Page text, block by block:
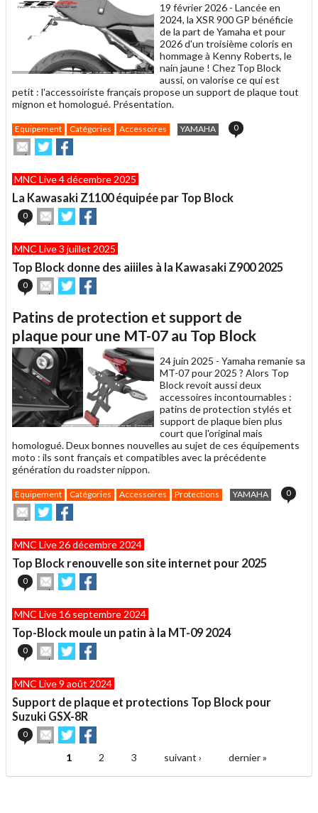
19 février 2026 - Lancée en
2024, la XSR 900 GP bénéficie
de la part de Yamaha et pour
2026 d'un troisième coloris en
hommage à Kenny Roberts, le
nain jaune ! Chez Top Block
aussi, on valorise ce qui est
petit : l'accessoiriste français propose un support de plaque tout
mignon et homologué. Présentation.
Equipement Catégories Accessoires YAMAHA 0
Envoyer
cet
à
un
ami
Partager
sur
sur
MNC Live 4 décembre 2025
La Kawasaki Z1100 équipée par Top Block
0
Envoyer
cet
à
un
ami
Partager
sur sur
MNC Live 3 juillet 2025
Top Block donne des aiiiles à la Kawasaki Z900 2025
0
Envoyer
cet
à
un
ami
Partager
sur sur
Patins de protection et support de
plaque pour une MT-07 au Top Block
24 juin 2025 - Yamaha remanie sa
MT-07 pour 2025 ? Alors Top
Block revoit aussi deux
accessoires incontournables :
patins de protection stylés et
support de plaque bien plus
court que l'original mais
homologué. Deux bonnes nouvelles au sujet de ces équipements
moto : ils sont français et compatibles avec la précédente
génération du roadster nippon.
Equipement Catégories Accessoires Protections YAMAHA 0
Envoyer
cet
à
un
ami
Partager
sur
sur
MNC Live 26 décembre 2024
Top Block renouvelle son site internet pour 2025
0
Envoyer
cet
à
un
ami
Partager
sur sur
MNC Live 16 septembre 2024
Top-Block moule un patin à la MT-09 2024
0
Envoyer
cet
à
ami
Partager
sur sur
MNC Live 9 août 2024
Support de plaque et protections Top Block pour
Suzuki GSX-8R
0
Envoyer
cet
un
Partager
sur
Twitter
sur
Facebook
1 2 3 suivant › dernier »